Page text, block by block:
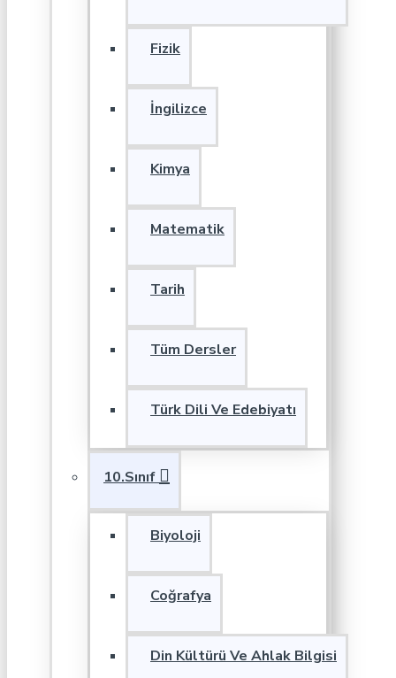
Fizik
İngilizce
Kimya
Matematik
Tarih
Tüm Dersler
Türk Dili Ve Edebiyatı
10.Sınıf
Biyoloji
Coğrafya
Din Kültürü Ve Ahlak Bilgisi